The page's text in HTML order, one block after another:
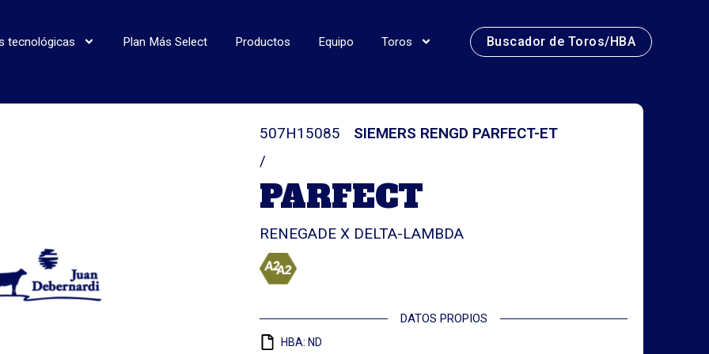
tecnológicas Plan Más Select Productos Equipo Toros Buscador de Toros/HBA
507H15085
/
SIEMERS RENGD PARFECT-ET
PARFECT
RENEGADE X DELTA-LAMBDA
DATOS PROPIOS
HBA: ND